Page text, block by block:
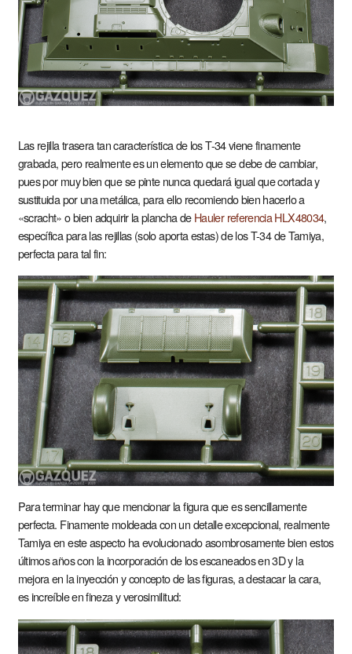
Las rejilla trasera tan característica de los T-34 viene finamente
grabada, pero realmente es un elemento que se debe de cambiar,
pues por muy bien que se pinte nunca quedará igual que cortada y
sustituida por una metálica, para ello recomiendo bien hacerlo a
«scracht» o bien adquirir la plancha deHauler referencia HLX48034,
específica para las rejillas (solo aporta estas) de los T-34 de Tamiya,
perfecta para tal fin:
Para terminar hay que mencionar la figura que es sencillamente
perfecta. Finamente moldeada con un detalle excepcional, realmente
Tamiya en este aspecto ha evolucionado asombrosamente bien estos
últimos años con la incorporación de los escaneados en 3D y la
mejora en la inyección y concepto de las figuras, a destacar la cara,
es increíble en fineza y verosimilitud: